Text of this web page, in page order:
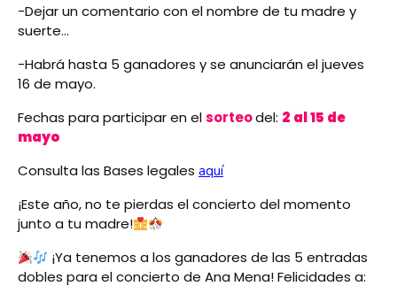
-Dejar un comentario con el nombre de tu madre y
suerte…
-Habrá hasta 5 ganadores y se anunciarán el jueves
16 de mayo.
Fechas para participar en elsorteodel: 2 al 15 de
mayo
Consulta las Bases legales aquí
¡Este año, no te pierdas el concierto del momento
junto a tu madre!
¡Ya tenemos a los ganadores de las 5 entradas
dobles para el concierto de Ana Mena! Felicidades a: